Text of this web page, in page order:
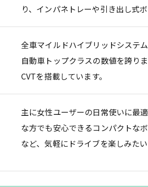
り、インパネトレーや引き出し式
全車マイルドハイブリッドシステ
自動車トップクラスの数値を誇り
CVTを搭載しています。
主に女性ユーザーの日常使いに最
な方でも安心できるコンパクトな
など、気軽にドライブを楽しみたい